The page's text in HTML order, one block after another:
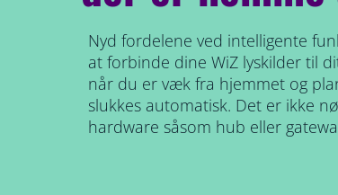
Nyd fordelene ved intelligente
at forbinde dine WiZ lyskilder til
når du er væk fra hjemmet og
slukkes automatisk. Det er ikke
hardware såsom hub eller